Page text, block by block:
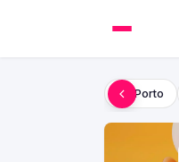
do Porto